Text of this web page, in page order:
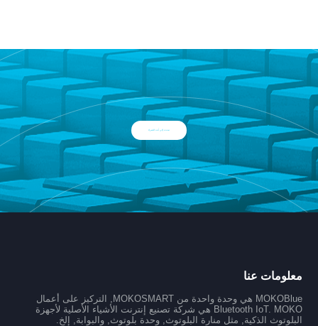
تحدث إلى أحد الخبراء
معلومات عنا
MOKOBlue هي وحدة واحدة من MOKOSMART, التركيز على أعمال
Bluetooth IoT. MOKO هي شركة تصنيع إنترنت الأشياء الأصلية لأجهزة
البلوتوث الذكية, مثل منارة البلوتوث, وحدة بلوتوث, والبوابة, إلخ.